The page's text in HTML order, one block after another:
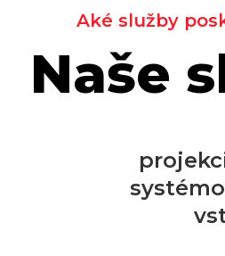
Aké služby
Naše